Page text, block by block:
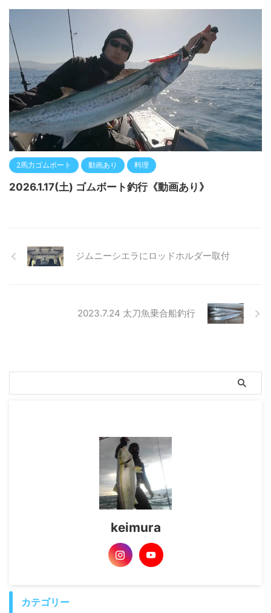
2馬力ゴムボート 動画あり 料理
2026.1.17(土) ゴムボート釣行《動画あり》
ジムニーシエラにロッドホルダー取付
2023.7.24 太刀魚乗合船釣行
keimura
カテゴリー